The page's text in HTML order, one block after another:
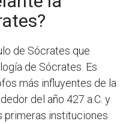
de Sócrates que
de Sócrates. Es
más influyentes de la
del año 427 a.C. y
primeras instituciones